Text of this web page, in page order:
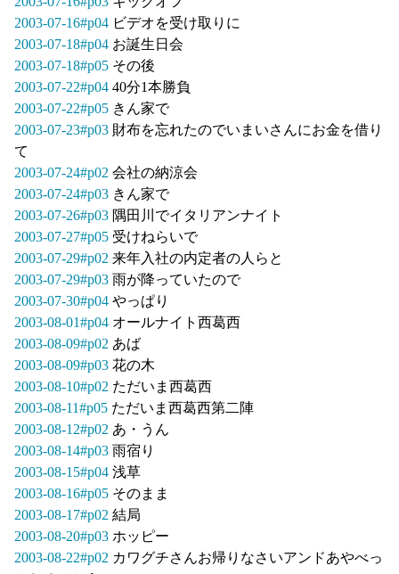
2003-07-16#p04 ビデオを受け取りに
2003-07-18#p04 お誕生日会
2003-07-18#p05 その後
2003-07-22#p04 40分1本勝負
2003-07-22#p05 きん家で
2003-07-23#p03 財布を忘れたのでいまいさんにお金を借り
て
2003-07-24#p02 会社の納涼会
2003-07-24#p03 きん家で
2003-07-26#p03 隅田川でイタリアンナイト
2003-07-27#p05 受けねらいで
2003-07-29#p02 来年入社の内定者の人らと
2003-07-29#p03 雨が降っていたので
2003-07-30#p04 やっぱり
2003-08-01#p04 オールナイト西葛西
2003-08-09#p02 あば
2003-08-09#p03 花の木
2003-08-10#p02 ただいま西葛西
2003-08-11#p05 ただいま西葛西第二陣
2003-08-12#p02 あ・うん
2003-08-14#p03 雨宿り
2003-08-15#p04 浅草
2003-08-16#p05 そのまま
2003-08-17#p02 結局
2003-08-20#p03 ホッピー
2003-08-22#p02 カワグチさんお帰りなさいアンドあやべっ